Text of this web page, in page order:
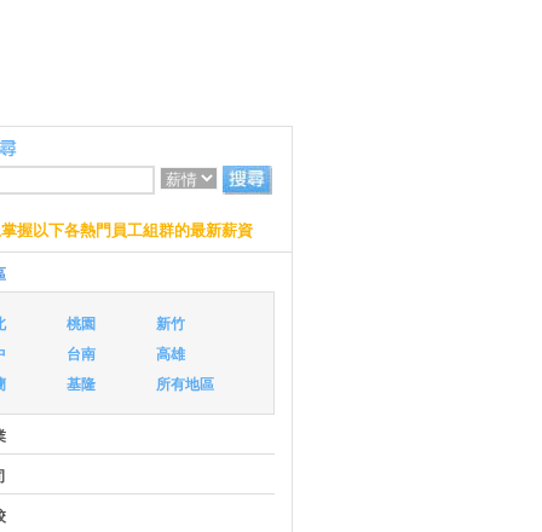
握以下各熱門員工組群的最新薪資
桃園
新竹
台南
高雄
基隆 所有地區